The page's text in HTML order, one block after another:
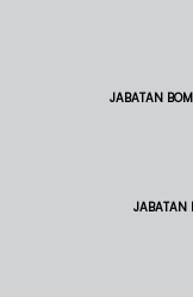
JABATAN
JABATAN